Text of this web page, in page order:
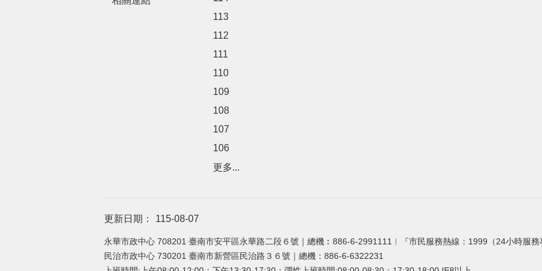
113
112
111
110
109
108
107
106
更多...
更新日期： 115-08-07
永華市政中心 708201 臺南市安平區永華路二段６號｜總機︰886-6-2991111︱『市民服務熱線：1999（24小時服務
民治市政中心 730201 臺南市新營區民治路３６號｜總機：886-6-6322231